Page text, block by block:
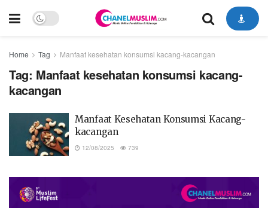
Home Tag Manfaat kesehatan konsumsi kacang-kacangan
Tag: Manfaat kesehatan konsumsi kacang-
kacangan
Manfaat Kesehatan Konsumsi Kacang-
kacangan
12/08/2025 739